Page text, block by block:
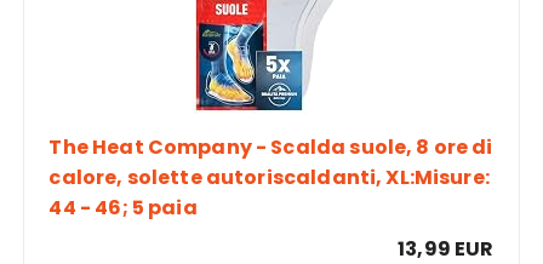
The Heat Company - Scalda suole, 8 ore di
calore, solette autoriscaldanti, XL:Misure:
44 - 46; 5 paia
13,99 EUR